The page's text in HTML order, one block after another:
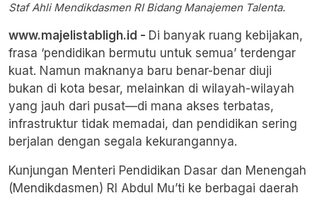
Staf Ahli Mendikdasmen RI Bidang Manajemen Talenta.
www.majelistabligh.id - Di banyak ruang kebijakan,
frasa ‘pendidikan bermutu untuk semua’ terdengar
kuat. Namun maknanya baru benar-benar diuji
bukan di kota besar, melainkan di wilayah-wilayah
yang jauh dari pusat—di mana akses terbatas,
infrastruktur tidak memadai, dan pendidikan sering
berjalan dengan segala kekurangannya.
Kunjungan Menteri Pendidikan Dasar dan Menengah
(Mendikdasmen) RI Abdul Mu’ti ke berbagai daerah